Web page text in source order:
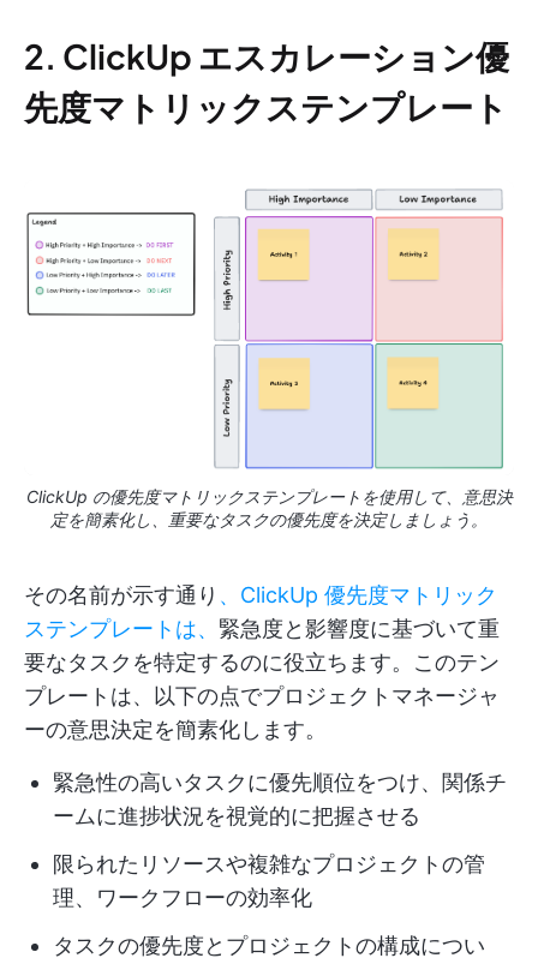
2. ClickUp エスカレーション優
先度マトリックステンプレート
ClickUp の優先度マトリックステンプレートを使用して、意思決
定を簡素化し、重要なタスクの優先度を決定しましょう。
その名前が示す通り 、ClickUp 優先度マトリック
ステンプレートは、 緊急度と影響度に基づいて重
要なタスクを特定するのに役立ちます。このテン
プレートは、以下の点でプロジェクトマネージャ
ーの意思決定を簡素化します。
緊急性の高いタスクに優先順位をつけ、関係チ
ームに進捗状況を視覚的に把握させる
限られたリソースや複雑なプロジェクトの管
理、ワークフローの効率化
タスクの優先度とプロジェクトの構成につい